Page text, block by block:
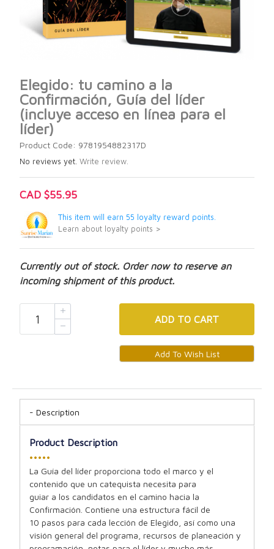
Elegido: tu camino a la
Confirmación, Guía del líder
(incluye acceso en línea para el
líder)
Product Code: 9781954882317D
No reviews yet. Write review.
CAD $55.95
This item will earn 55 loyalty reward points.
Learn about loyalty points >
Currently out of stock. Order now to reserve an
incoming shipment of this product.
ADD TO CART
Description
Product Description
•••••
La Guía del líder proporciona todo el marco y el
contenido que un catequista necesita para
guiar a los candidatos en el camino hacia la
Confirmación. Contiene una estructura fácil de
10 pasos para cada lección de Elegido, así como una
visión general del programa, recursos de planeación y